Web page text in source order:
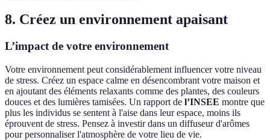
8. Créez un environnement apaisant
L’impact de votre environnement
Votre environnement peut considérablement influencer votre niveau
de stress. Créez un espace calme en désencombrant votre maison et
en ajoutant des éléments relaxants comme des plantes, des couleurs
douces et des lumières tamisées. Un rapport de l’INSEE montre que
plus les individus se sentent à l'aise dans leur espace, moins ils
éprouvent de stress. Pensez à investir dans un diffuseur d'arômes
pour personnaliser l'atmosphère de votre lieu de vie.